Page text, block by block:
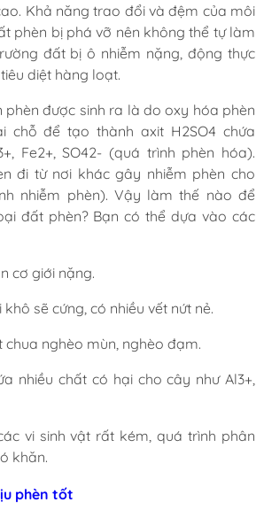
Khả năng trao đổi và đệm của môi
phèn bị phá vỡ nên không thể tự làm
đất bị ô nhiễm nặng, động thực
diệt hàng loạt.
phèn được sinh ra là do oxy hóa phèn
chỗ để tạo thành axit H2SO4 chứa
Fe2+, SO42- (quá trình phèn hóa).
đi từ nơi khác gây nhiễm phèn cho
nhiễm phèn). Vậy làm thế nào để
đất phèn? Bạn có thể dựa vào các
cơ giới nặng.
sẽ cứng, có nhiều vết nứt nẻ.
chua nghèo mùn, nghèo đạm.
nhiều chất có hại cho cây như Al3+,
vi sinh vật rất kém, quá trình phân
khăn.
phèn tốt